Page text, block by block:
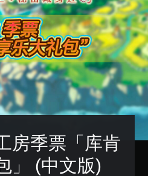
房季票「库肯
」 (中文版)